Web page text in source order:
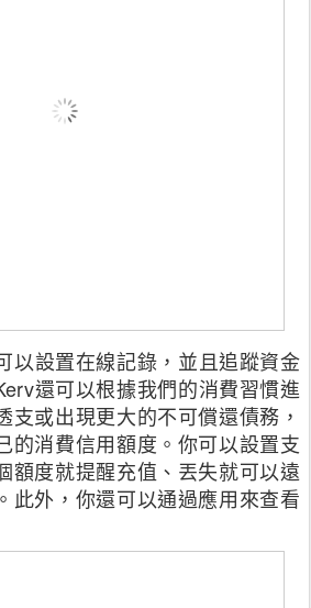
以設置在線記錄，並且追蹤資金
還可以根據我們的消費習慣進
支或出現更大的不可償還債務，
的消費信用額度。你可以設置支
額度就提醒充值、丟失就可以遠
此外，你還可以通過應用來查看